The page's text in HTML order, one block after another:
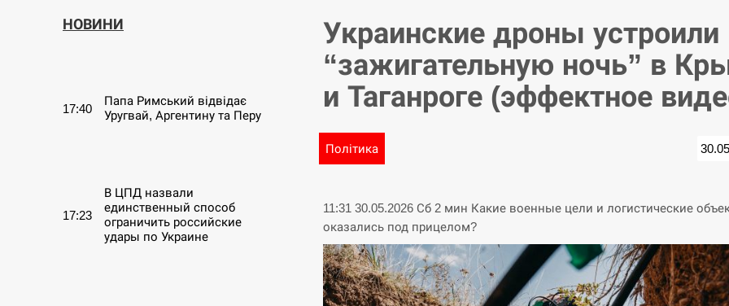
НОВИНИ
17:40
Папа Римський відвідає
Уругвай, Аргентину та Перу
17:23
В ЦПД назвали
единственный способ
ограничить российские
удары по Украине
Украинские дроны устроили
“зажигательную ночь” в
и Таганроге (эффектное
Політика
11:31 30.05.2026 Сб 2 мин Какие военные цели и логистические
оказались под прицелом?